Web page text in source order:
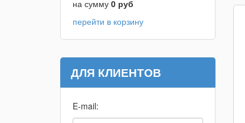
на сумму 0 руб
перейти в корзину
ДЛЯ КЛИЕНТОВ
E-mail: